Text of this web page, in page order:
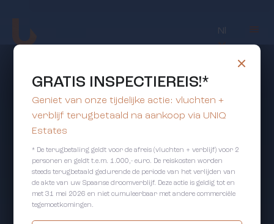
Nl
GRATIS INSPECTIEREIS!*
Geniet van onze tijdelijke actie: vluchten +
verblijf terugbetaald na aankoop via UNIQ
Estates
* De terugbetaling geldt voor de afreis (vluchten + verblijf) voor 2
personen en geldt t.e.m. 1.000,- euro. De reiskosten worden
steeds terugbetaald gedurende de periode van het verlijden van
de akte van uw Spaanse droomverblijf. Deze actie is geldig tot en
met 31 mei 2026 en niet cumuleerbaar met andere commerciële
tegemoetkomingen.